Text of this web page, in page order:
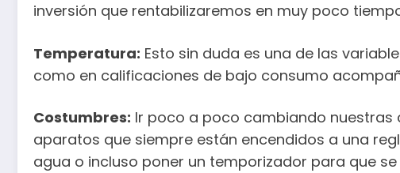
inversión que rentabilizaremos en muy poco
Temperatura: Esto sin duda es una de las
como en calificaciones de bajo consumo
Costumbres: Ir poco a poco cambiando
aparatos que siempre están encendidos a una
agua o incluso poner un temporizador para que